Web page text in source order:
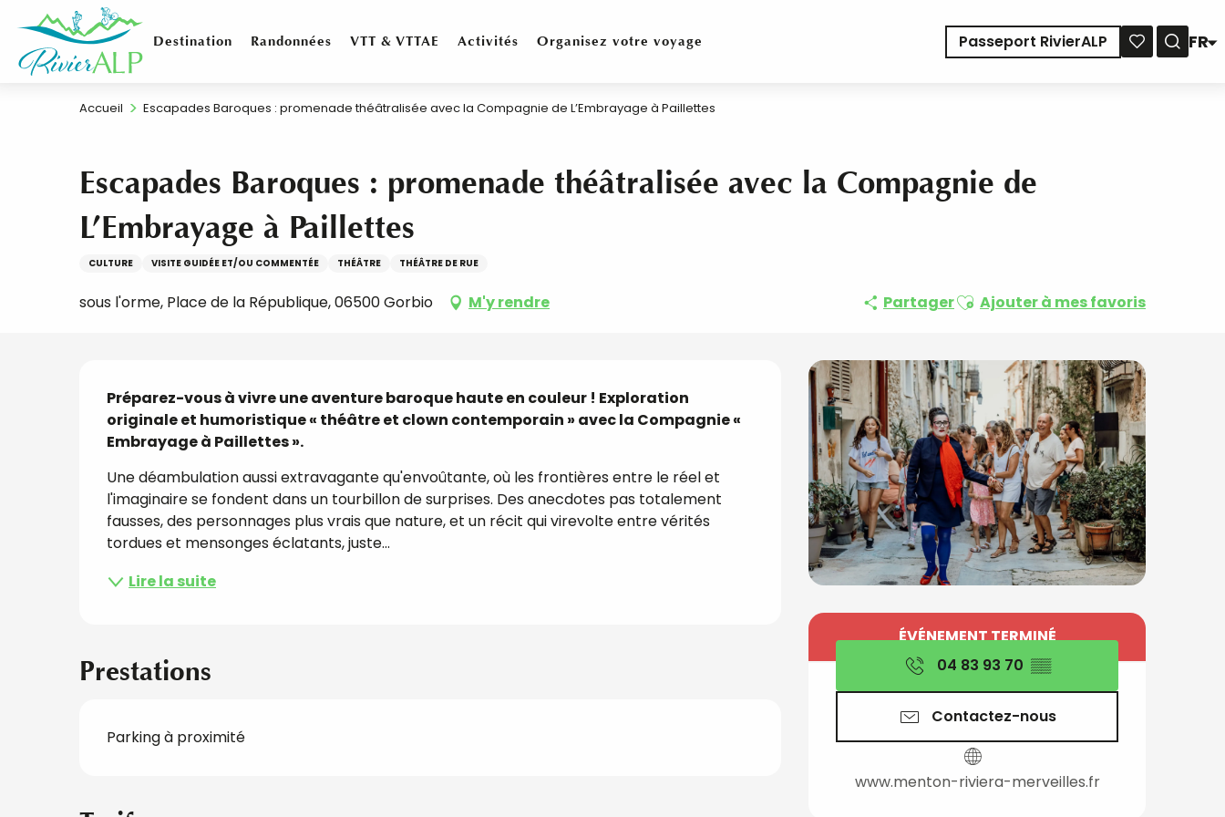
contenu
principal
Passeport RivierALP
FR
Destination Randonnées VTT & VTTAE Activités Organisez votre voyage
Accueil Escapades Baroques : promenade théâtralisée avec la Compagnie de L’Embrayage à Paillettes
Escapades Baroques : promenade théâtralisée avec la Compagnie de
L’Embrayage à Paillettes
CULTURE VISITE GUIDÉE ET/OU COMMENTÉE THÉÂTRE THÉÂTRE DE RUE
sous l'orme, Place de la République, 06500 Gorbio M'y rendre PartagerAjouter aux favoris
Ajouter à mes favoris
Ouverture et
ÉVÉNEMENT TERMINÉ
04 83 93 70 ▒▒
Contactez-nous
www.menton-riviera-merveilles.fr
Description
Préparez-vous à vivre une aventure baroque haute en couleur ! Exploration
originale et humoristique « théâtre et clown contemporain » avec la Compagnie «
Embrayage à Paillettes ».
Une déambulation aussi extravagante qu'envoûtante, où les frontières entre le réel et
l'imaginaire se fondent dans un tourbillon de surprises. Des anecdotes pas totalement
fausses, des personnages plus vrais que nature, et un récit qui virevolte entre vérités
tordues et mensonges éclatants, juste...
Lire la suite
Prestations
Parking à proximité